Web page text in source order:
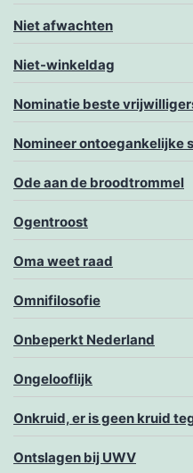
Niet afwachten
Niet-winkeldag
Nominatie beste
Nomineer ontoegankelijke
Ode aan de broodtrommel
Ogentroost
Oma weet raad
Omnifilosofie
Onbeperkt Nederland
Ongelooflijk
Onkruid, er is geen kruid
Ontslagen bij UWV